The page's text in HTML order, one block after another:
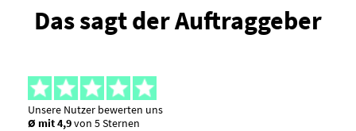
Das sagt der Auftraggeber
Unsere Nutzer bewerten uns
Ø mit 4,9von 5 Sternen